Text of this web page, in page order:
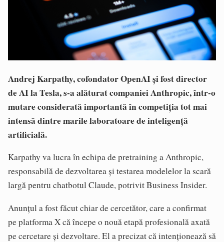
Andrej Karpathy, cofondator OpenAI și fost director
de AI la Tesla, s-a alăturat companiei Anthropic, într-o
mutare considerată importantă în competiția tot mai
intensă dintre marile laboratoare de inteligență
artificială.
Karpathy va lucra în echipa de pretraining a Anthropic,
responsabilă de dezvoltarea și testarea modelelor la scară
largă pentru chatbotul Claude, potrivit Business Insider.
Anunțul a fost făcut chiar de cercetător, care a confirmat
pe platforma X că începe o nouă etapă profesională axată
pe cercetare și dezvoltare. El a precizat că intenționează să